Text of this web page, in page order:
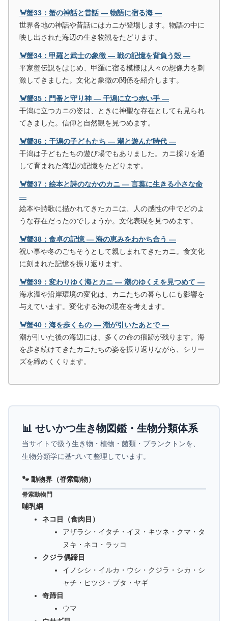
🦀蟹33：蟹の神話と昔話 ― 物語に宿る海 ―
世界各地の神話や昔話にはカニが登場します。物語の中に
映し出された海辺の生き物観をたどります。
🦀蟹34：甲羅と武士の象徴 ― 戦の記憶を背負う殻 ―
平家蟹伝説をはじめ、甲羅に宿る模様は人々の想像力を刺
激してきました。文化と象徴の関係を紹介します。
🦀蟹35：門番と守り神 ― 干潟に立つ赤い手 ―
干潟に立つカニの姿は、ときに神聖な存在としても見られ
てきました。信仰と自然観を見つめます。
🦀蟹36：干潟の子どもたち ― 潮と遊んだ時代 ―
干潟は子どもたちの遊び場でもありました。カニ採りを通
して育まれた海辺の記憶をたどります。
🦀蟹37：絵本と詩のなかのカニ ― 言葉に生きる小さな命
―
絵本や詩歌に描かれてきたカニは、人の感性の中でどのよ
うな存在だったのでしょうか。文化表現を見つめます。
🦀蟹38：食卓の記憶 ― 海の恵みをわかち合う ―
祝い事や冬のごちそうとして親しまれてきたカニ。食文化
に刻まれた記憶を振り返ります。
🦀蟹39：変わりゆく海とカニ ― 潮のゆくえを見つめて ―
海水温や沿岸環境の変化は、カニたちの暮らしにも影響を
与えています。変化する海の現在を考えます。
🦀蟹40：海を歩くもの ― 潮が引いたあとで ―
潮が引いた後の海辺には、多くの命の痕跡が残ります。海
を歩き続けてきたカニたちの姿を振り返りながら、シリー
ズを締めくくります。
📊 せいかつ生き物図鑑・生物分類体系
当サイトで扱う生き物・植物・菌類・プランクトンを、
生物分類学に基づいて整理しています。
🐾 動物界（脊索動物）
脊索動物門
哺乳綱
ネコ目（食肉目）
アザラシ・イタチ・イヌ・キツネ・クマ・タ
ヌキ・ネコ・ラッコ
クジラ偶蹄目
イノシシ・イルカ・ウシ・クジラ・シカ・シ
ャチ・ヒツジ・ブタ・ヤギ
奇蹄目
ウマ